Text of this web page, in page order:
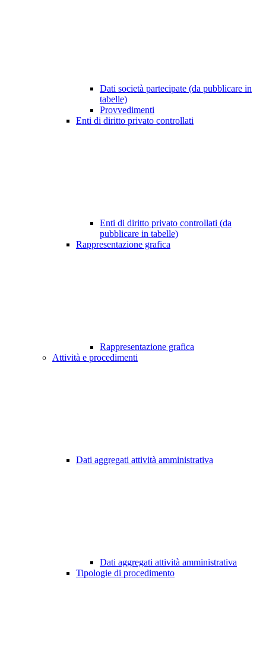
Dati società partecipate (da pubblicare in
tabelle)
Provvedimenti
Enti di diritto privato controllati
Enti di diritto privato controllati (da
pubblicare in tabelle)
Rappresentazione grafica
Rappresentazione grafica
Attività e procedimenti
Dati aggregati attività amministrativa
Dati aggregati attività amministrativa
Tipologie di procedimento